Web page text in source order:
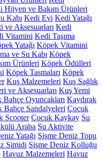
Hijyen ve Bakım Ürünleri
Kabı Kedi Evi Kedi Yatağı
ve Aksesuarları Kedi
Vitamini Kedi Taşıma
Yatağı Köpek Vitamini
ve Su Kabı Köpek
Ürünleri Köpek Ödülleri
Köpek Tasmaları Köpek
Kuş Malzemeleri Kuş Sağlık
ve Aksesuarları Kuş Yemi
Bahçe Oyuncakları Kaydırak
Bahçe Sandalyeleri Çocuk
Scooter Çocuk Kaykay Su
Araba Su Aktivite
Yatağı Şişme Deniz Topu
Simidi Şişme Deniz Kolluğu
Havuz Malzemeleri Havuz